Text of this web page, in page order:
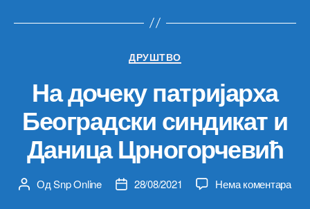
Категорије
ДРУШТВО
На дочеку патријарха
Београдски синдикат и
Даница Црногорчевић
Аутор
ОдSnp Online
Датум28/08/2021 Нема коментарана